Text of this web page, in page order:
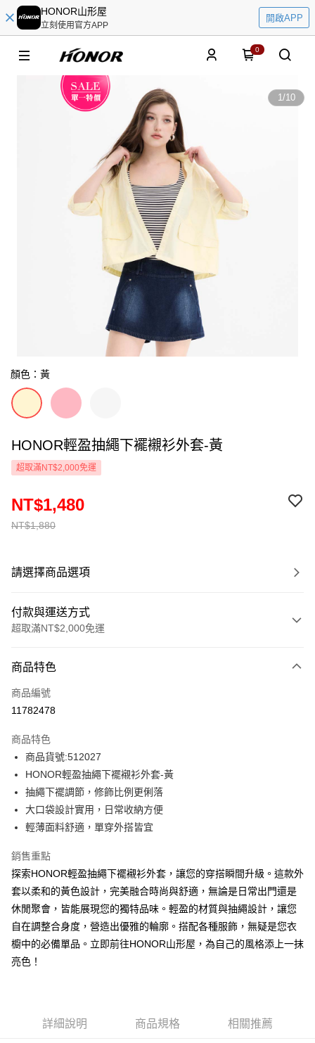
HONOR山形屋
立刻使用官方APP
開啟APP
0
1/10
顏色：黃
HONOR輕盈抽繩下襬襯衫外套-黃
超取滿NT$2,000免運
NT$1,880
NT$1,480
請選擇商品選項
付款與運送方式
超取滿NT$2,000免運
信用卡一次付款
超商取貨付款
Apple Pay
街口支付
悠遊付
Google Pay
ATM付款
運送方式
全家取貨付款 -訂單滿 $2000 元即享免運服務，未滿則另收
$80 元物流費用。
每筆NT$80，滿NT$2,000(含以上)免運費
商品特色
商品編號
11782478
商品特色
商品貨號:512027
HONOR輕盈抽繩下襬襯衫外套-黃
抽繩下襬調節，修飾比例更俐落
大口袋設計實用，日常收納方便
輕薄面料舒適，單穿外搭皆宜
銷售重點
探索HONOR輕盈抽繩下襬襯衫外套，讓您的穿搭瞬間升級。這款外
套以柔和的黃色設計，完美融合時尚與舒適，無論是日常出門還是
休閒聚會，皆能展現您的獨特品味。輕盈的材質與抽繩設計，讓您
自在調整合身度，營造出優雅的輪廓。搭配各種服飾，無疑是您衣
櫥中的必備單品。立即前往HONOR山形屋，為自己的風格添上一抹
亮色！
詳細說明 商品規格 相關推薦